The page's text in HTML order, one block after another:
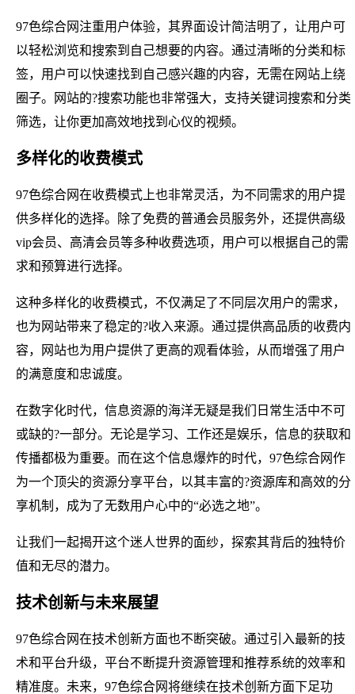
97色综合网注重用户体验，其界面设计简洁明了，让用户可
以轻松浏览和搜索到自己想要的内容。通过清晰的分类和标
签，用户可以快速找到自己感兴趣的内容，无需在网站上绕
圈子。网站的?搜索功能也非常强大，支持关键词搜索和分类
筛选，让你更加高效地找到心仪的视频。
多样化的收费模式
97色综合网在收费模式上也非常灵活，为不同需求的用户提
供多样化的选择。除了免费的普通会员服务外，还提供高级
vip会员、高清会员等多种收费选项，用户可以根据自己的需
求和预算进行选择。
这种多样化的收费模式，不仅满足了不同层次用户的需求，
也为网站带来了稳定的?收入来源。通过提供高品质的收费内
容，网站也为用户提供了更高的观看体验，从而增强了用户
的满意度和忠诚度。
在数字化时代，信息资源的海洋无疑是我们日常生活中不可
或缺的?一部分。无论是学习、工作还是娱乐，信息的获取和
传播都极为重要。而在这个信息爆炸的时代，97色综合网作
为一个顶尖的资源分享平台，以其丰富的?资源库和高效的分
享机制，成为了无数用户心中的“必选之地”。
让我们一起揭开这个迷人世界的面纱，探索其背后的独特价
值和无尽的潜力。
技术创新与未来展望
97色综合网在技术创新方面也不断突破。通过引入最新的技
术和平台升级，平台不断提升资源管理和推荐系统的效率和
精准度。未来，97色综合网将继续在技术创新方面下足功